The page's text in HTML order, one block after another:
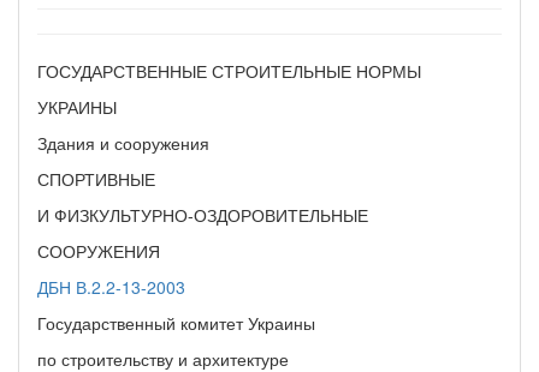
ГОСУДАРСТВЕННЫЕ СТРОИТЕЛЬНЫЕ НОРМЫ
УКРАИНЫ
Здания и сооружения
СПОРТИВНЫЕ
И ФИЗКУЛЬТУРНО-ОЗДОРОВИТЕЛЬНЫЕ
СООРУЖЕНИЯ
ДБН В.2.2-13-2003
Государственный комитет Украины
по строительству и архитектуре